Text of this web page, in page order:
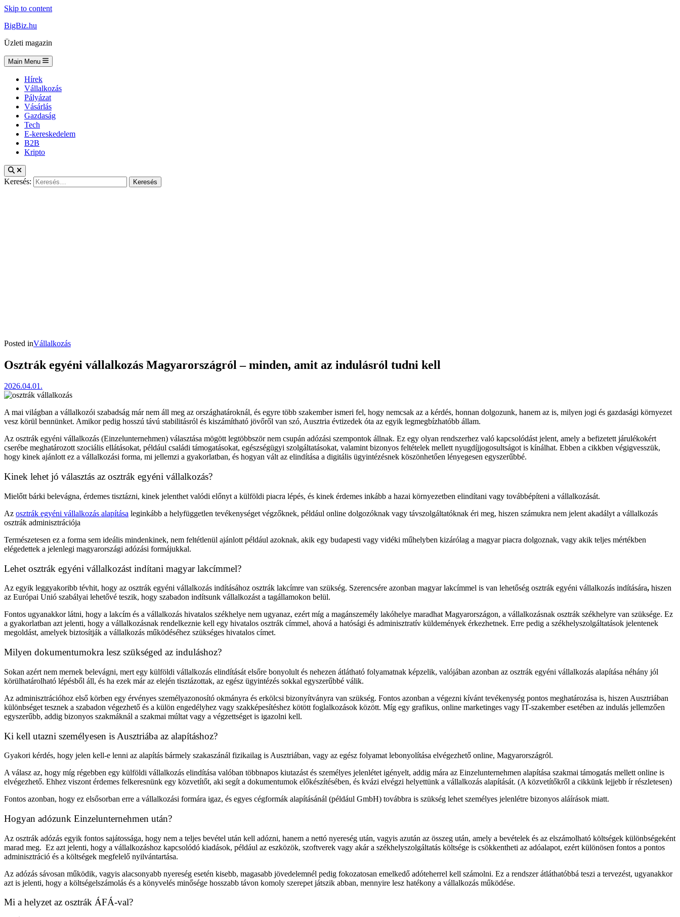
Skip to content
BigBiz.hu
Üzleti magazin
Main Menu
Hírek
Vállalkozás
Pályázat
Vásárlás
Gazdaság
Tech
E-kereskedelem
B2B
Kripto
Keresés:
Posted inVállalkozás
Osztrák egyéni vállalkozás Magyarországról – minden, amit az indulásról tudni kell
2026.04.01.
A mai világban a vállalkozói szabadság már nem áll meg az országhatároknál, és egyre több szakember ismeri fel, hogy nemcsak az a kérdés, honnan dolgozunk, hanem az is, milyen jogi és gazdasági környezet
vesz körül bennünket. Amikor pedig hosszú távú stabilitásról és kiszámítható jövőről van szó, Ausztria évtizedek óta az egyik legmegbízhatóbb állam.
Az osztrák egyéni vállalkozás (Einzelunternehmen) választása mögött legtöbbször nem csupán adózási szempontok állnak. Ez egy olyan rendszerhez való kapcsolódást jelent, amely a befizetett járulékokért
cserébe meghatározott szociális ellátásokat, például családi támogatásokat, egészségügyi szolgáltatásokat, valamint bizonyos feltételek mellett nyugdíjjogosultságot is kínálhat. Ebben a cikkben végigvesszük,
hogy kinek ajánlott ez a vállalkozási forma, mi jellemzi a gyakorlatban, és hogyan vált az elindítása a digitális ügyintézésnek köszönhetően lényegesen egyszerűbbé.
Kinek lehet jó választás az osztrák egyéni vállalkozás?
Mielőtt bárki belevágna, érdemes tisztázni, kinek jelenthet valódi előnyt a külföldi piacra lépés, és kinek érdemes inkább a hazai környezetben elindítani vagy továbbépíteni a vállalkozását.
Az osztrák egyéni vállalkozás alapítása leginkább a helyfüggetlen tevékenységet végzőknek, például online dolgozóknak vagy távszolgáltatóknak éri meg, hiszen számukra nem jelent akadályt a vállalkozás
osztrák adminisztrációja
Természetesen ez a forma sem ideális mindenkinek, nem feltétlenül ajánlott például azoknak, akik egy budapesti vagy vidéki műhelyben kizárólag a magyar piacra dolgoznak, vagy akik teljes mértékben
elégedettek a jelenlegi magyarországi adózási formájukkal.
Lehet osztrák egyéni vállalkozást indítani magyar lakcímmel?
Az egyik leggyakoribb tévhit, hogy az osztrák egyéni vállalkozás indításához osztrák lakcímre van szükség. Szerencsére azonban magyar lakcímmel is van lehetőség osztrák egyéni vállalkozás indítására, hiszen
az Európai Unió szabályai lehetővé teszik, hogy szabadon indítsunk vállalkozást a tagállamokon belül.
Fontos ugyanakkor látni, hogy a lakcím és a vállalkozás hivatalos székhelye nem ugyanaz, ezért míg a magánszemély lakóhelye maradhat Magyarországon, a vállalkozásnak osztrák székhelyre van szüksége. Ez
a gyakorlatban azt jelenti, hogy a vállalkozásnak rendelkeznie kell egy hivatalos osztrák címmel, ahová a hatósági és adminisztratív küldemények érkezhetnek. Erre pedig a székhelyszolgáltatások jelentenek
megoldást, amelyek biztosítják a vállalkozás működéséhez szükséges hivatalos címet.
Milyen dokumentumokra lesz szükséged az induláshoz?
Sokan azért nem mernek belevágni, mert egy külföldi vállalkozás elindítását elsőre bonyolult és nehezen átlátható folyamatnak képzelik, valójában azonban az osztrák egyéni vállalkozás alapítása néhány jól
körülhatárolható lépésből áll, és ha ezek már az elején tisztázottak, az egész ügyintézés sokkal egyszerűbbé válik.
Az adminisztrációhoz első körben egy érvényes személyazonosító okmányra és erkölcsi bizonyítványra van szükség. Fontos azonban a végezni kívánt tevékenység pontos meghatározása is, hiszen Ausztriában
különbséget tesznek a szabadon végezhető és a külön engedélyhez vagy szakképesítéshez kötött foglalkozások között. Míg egy grafikus, online marketinges vagy IT-szakember esetében az indulás jellemzően
egyszerűbb, addig bizonyos szakmáknál a szakmai múltat vagy a végzettséget is igazolni kell.
Ki kell utazni személyesen is Ausztriába az alapításhoz?
Gyakori kérdés, hogy jelen kell-e lenni az alapítás bármely szakaszánál fizikailag is Ausztriában, vagy az egész folyamat lebonyolítása elvégezhető online, Magyarországról.
A válasz az, hogy míg régebben egy külföldi vállalkozás elindítása valóban többnapos kiutazást és személyes jelenlétet igényelt, addig mára az Einzelunternehmen alapítása szakmai támogatás mellett online is
elvégezhető. Ehhez viszont érdemes felkeresnünk egy közvetítőt, aki segít a dokumentumok előkészítésében, és kvázi elvégzi helyettünk a vállalkozás alapítását. (A közvetítőkről a cikkünk lejjebb ír részletesen)
Fontos azonban, hogy ez elsősorban erre a vállalkozási formára igaz, és egyes cégformák alapításánál (például GmbH) továbbra is szükség lehet személyes jelenlétre bizonyos aláírások miatt.
Hogyan adózunk Einzelunternehmen után?
Az osztrák adózás egyik fontos sajátossága, hogy nem a teljes bevétel után kell adózni, hanem a nettó nyereség után, vagyis azután az összeg után, amely a bevételek és az elszámolható költségek különbségeként
marad meg. Ez azt jelenti, hogy a vállalkozáshoz kapcsolódó kiadások, például az eszközök, szoftverek vagy akár a székhelyszolgáltatás költsége is csökkentheti az adóalapot, ezért különösen fontos a pontos
adminisztráció és a költségek megfelelő nyilvántartása.
Az adózás sávosan működik, vagyis alacsonyabb nyereség esetén kisebb, magasabb jövedelemnél pedig fokozatosan emelkedő adóteherrel kell számolni. Ez a rendszer átláthatóbbá teszi a tervezést, ugyanakkor
azt is jelenti, hogy a költségelszámolás és a könyvelés minősége hosszabb távon komoly szerepet játszik abban, mennyire lesz hatékony a vállalkozás működése.
Mi a helyzet az osztrák ÁFÁ-val?